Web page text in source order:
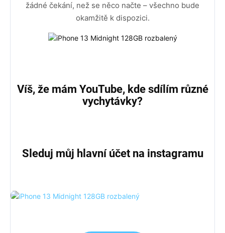
žádné čekání, než se něco načte – všechno bude
okamžitě k dispozici.
Víš, že mám YouTube, kde sdílím různé
vychytávky?
Sleduj můj hlavní účet na instagramu